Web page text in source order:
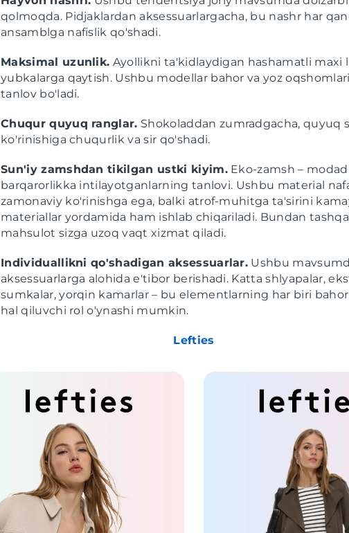
qolmoqda. Pidjaklardan aksessuarlargacha, bu nashr har
ansamblga nafislik qo'shadi.
Maksimal uzunlik. Ayollikni ta'kidlaydigan hashamatli maxi
yubkalarga qaytish. Ushbu modellar bahor va yoz
tanlov bo'ladi.
Chuqur quyuq ranglar. Shokoladdan zumradgacha, quyuq
ko'rinishiga chuqurlik va sir qo'shadi.
Sun'iy zamshdan tikilgan ustki kiyim.Eko-zamsh –
barqarorlikka intilayotganlarning tanlovi. Ushbu material
zamonaviy ko'rinishga ega, balki atrof-muhitga ta'sirini
materiallar yordamida ham ishlab chiqariladi. Bundan
mahsulot sizga uzoq vaqt xizmat qiladi.
Individuallikni qo'shadigan aksessuarlar. Ushbu
aksessuarlarga alohida e'tibor berishadi. Katta shlyapalar,
sumkalar, yorqin kamarlar – bu elementlarning har biri
hal qiluvchi rol o'ynashi mumkin.
Lefties